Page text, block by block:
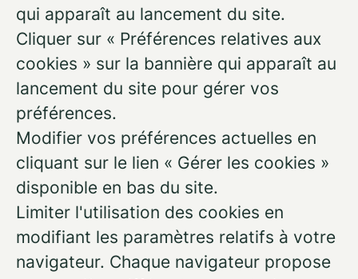
qui apparaît au lancement du site.
Cliquer sur « Préférences relatives aux
cookies » sur la bannière qui apparaît au
lancement du site pour gérer vos
préférences.
Modifier vos préférences actuelles en
cliquant sur le lien « Gérer les cookies »
disponible en bas du site.
Limiter l'utilisation des cookies en
modifiant les paramètres relatifs à votre
navigateur. Chaque navigateur propose